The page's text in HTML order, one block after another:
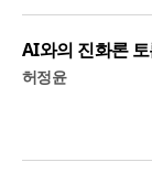
AI와의 진화론
허정윤